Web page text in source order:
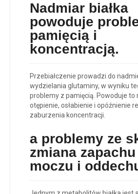
Nadmiar białka
powoduje p
pamięcią i
koncentracją.
Przebiałczenie prowadzi do
wydzielania glutaminy, w wyniku
problemy z pamięcią. Powoduje to
otępienie, osłabienie i opóźnienie
zaburzenia koncentracji.
a problemy ze
zmiana
moczu i